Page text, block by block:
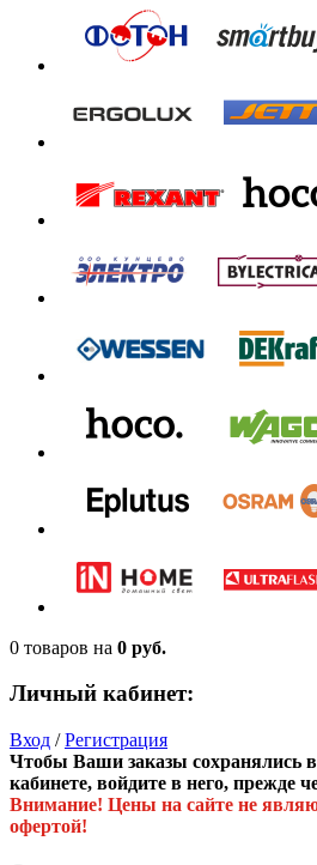
0 товаров на 0 руб.
Личный кабинет:
Вход /Регистрация
Чтобы Ваши заказы сохранялись
кабинете, войдите в него, прежде
Внимание! Цены на сайте не
офертой!